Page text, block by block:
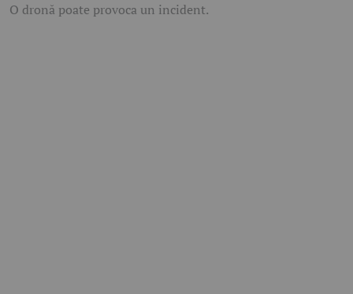
O dronă poate provoca un incident.